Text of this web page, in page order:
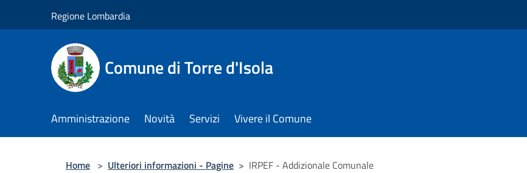
Regione Lombardia
Comune di Torre d'Isola
Amministrazione Novità Servizi Vivere il Comune
Home > Ulteriori informazioni - Pagine > IRPEF - Addizionale Comunale